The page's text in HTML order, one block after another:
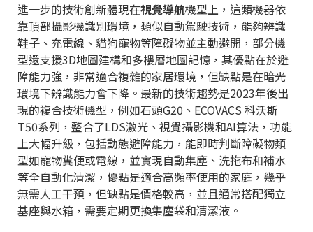
進一步的技術創新體現在視覺導航機型上，這類機器依
靠頂部攝影機識別環境，類似自動駕駛技術，能夠辨識
鞋子、充電線、貓狗寵物等障礙物並主動避開，部分機
型還支援3D地圖建構和多樓層地圖記憶，其優點在於避
障能力強，非常適合複雜的家居環境，但缺點是在暗光
環境下辨識能力會下降。最新的技術趨勢是2023年後出
現的複合技術機型，例如石頭G20、 ECOVACS 科沃斯
T50系列，整合了LDS激光、視覺攝影機和AI算法，功能
上大幅升級，包括動態避障能力，能即時判斷障礙物類
型如寵物糞便或電線，並實現自動集塵、洗拖布和補水
等全自動化清潔，優點是適合高頻率使用的家庭，幾乎
無需人工干預，但缺點是價格較高，並且通常搭配獨立
基座與水箱，需要定期更換集塵袋和清潔液。